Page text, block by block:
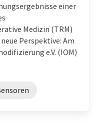
einer
Medizin (TRM)
Perspektive: Am
e.V. (IOM)